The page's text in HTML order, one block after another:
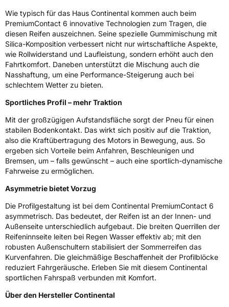
EPREL ID1626663
Allgemeine Produktsicherheit (GPSR)
Herstellerkontakt Continental Reifen Deutschland GmbH
Continental-Plaza 1 30173 Hannover
Deutschland,
customerservice_tires@conti.de
Wie typisch für das Haus Continental kommen auch beim
PremiumContact 6 innovative Technologien zum Tragen, die
diesen Reifen auszeichnen. Seine spezielle Gummimischung mit
Silica-Komposition verbessert nicht nur wirtschaftliche Aspekte,
wie Rollwiderstand und Laufleistung, sondern erhöht auch den
Fahrtkomfort. Daneben unterstützt die Mischung auch die
Nasshaftung, um eine Performance-Steigerung auch bei
schlechtem Wetter zu bieten.
Sportliches Profil – mehr Traktion
Mit der großzügigen Aufstandsfläche sorgt der Pneu für einen
stabilen Bodenkontakt. Das wirkt sich positiv auf die Traktion,
also die Kraftübertragung des Motors in Bewegung, aus. So
ergeben sich Vorteile beim Anfahren, Beschleunigen und
Bremsen, um – falls gewünscht – auch eine sportlich-dynamische
Fahrweise zu ermöglichen.
Asymmetrie bietet Vorzug
Die Profilgestaltung ist bei dem Continental PremiumContact 6
asymmetrisch. Das bedeutet, der Reifen ist an der Innen- und
Außenseite unterschiedlich aufgebaut. Die breiten Querrillen der
Reifeninnseite leiten bei Regen Wasser effektiv ab; mit den
robusten Außenschultern stabilisiert der Sommerreifen das
Kurvenfahren. Die gleichmäßige Beschaffenheit der Profilblöcke
reduziert Fahrgeräusche. Erleben Sie mit diesem Continental
sportlichen Fahrspaß verbunden mit Komfort.
Über den Hersteller Continental